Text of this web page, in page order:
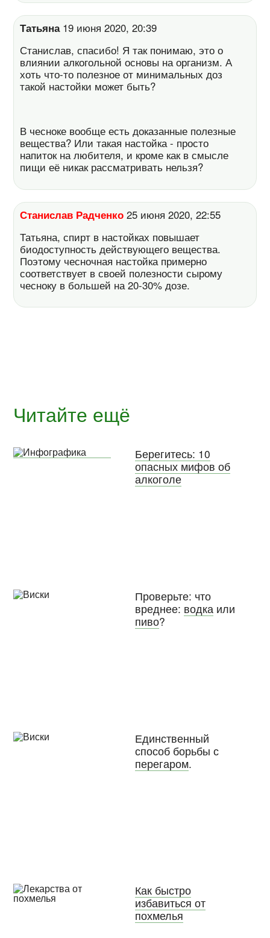
Татьяна19 июня 2020, 20:39
Станислав, спасибо! Я так понимаю, это о
влиянии алкогольной основы на организм. А
хоть что-то полезное от минимальных доз
такой настойки может быть?
В чесноке вообще есть доказанные полезные
вещества? Или такая настойка - просто
напиток на любителя, и кроме как в смысле
пищи её никак рассматривать нельзя?
Станислав Радченко 25 июня 2020, 22:55
Татьяна, спирт в настойках повышает
биодоступность действующего вещества.
Поэтому чесночная настойка примерно
соответствует в своей полезности сырому
чесноку в большей на 20-30% дозе.
Читайте ещё
Берегитесь: 10
опасных мифов об
алкоголе
Проверьте: что
вреднее: водкаили
пиво?
Единственный
способ борьбы с
перегаром.
Как быстро
избавиться от
похмелья